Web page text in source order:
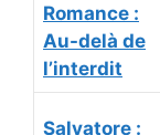
Romance :
Au-delà de
l’interdit
Salvatore :